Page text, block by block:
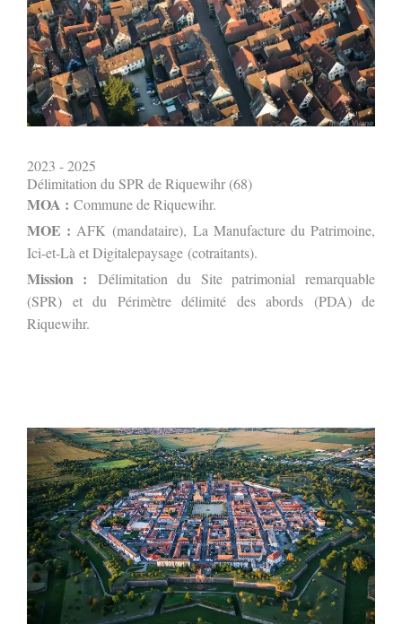
2023 - 2025
Délimitation du SPR de Riquewihr (68)
MOA : Commune de Riquewihr.
MOE : AFK (mandataire), La Manufacture du Patrimoine,
Ici-et-Là et Digitalepaysage (cotraitants).
Mission : Délimitation du Site patrimonial remarquable
(SPR) et du Périmètre délimité des abords (PDA) de
Riquewihr.